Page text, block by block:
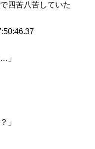
四苦八苦していた
」
」